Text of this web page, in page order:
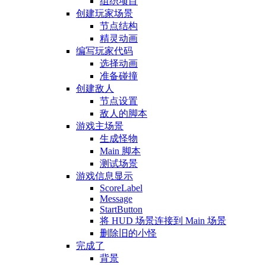
创建玩家场景
节点结构
精灵动画
编写玩家代码
选择动画
准备碰撞
创建敌人
节点设置
敌人的脚本
游戏主场景
生成怪物
Main 脚本
测试场景
游戏信息显示
ScoreLabel
Message
StartButton
将 HUD 场景连接到 Main 场景
删除旧的小怪
完成了
背景